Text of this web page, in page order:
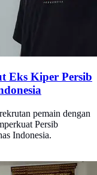
Eks Kiper Persib
pemain dengan
Persib
Indonesia.